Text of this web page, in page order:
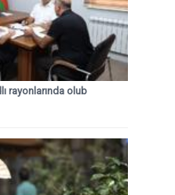
rayonlarında olub